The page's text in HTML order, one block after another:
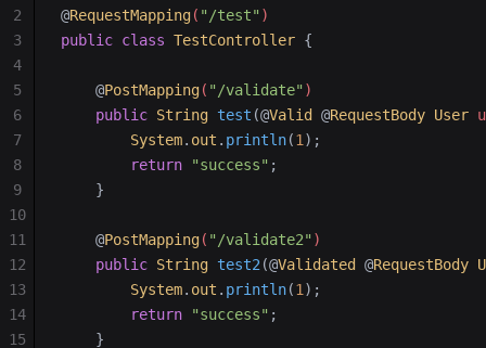
@RequestMapping( "/test" )
public class TestController {
    @
PostMapping( "/validate" )
    public
String test (@Valid @RequestBody User
        System
. out . println(1);
        return
"success" ;
    }
    @
PostMapping( "/validate2" )
    public
String test2(@Validated @RequestBody
        System
. out . println(1);
        return
"success" ;
    }
2
3
4
5
6
7
8
9
10
11
12
13
14
15